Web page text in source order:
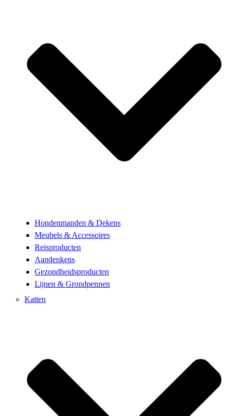
Hondenmanden & Dekens
Meubels & Accessoires
Reisproducten
Aandenkens
Gezondheidsproducten
Lijnen & Grondpennen
Katten